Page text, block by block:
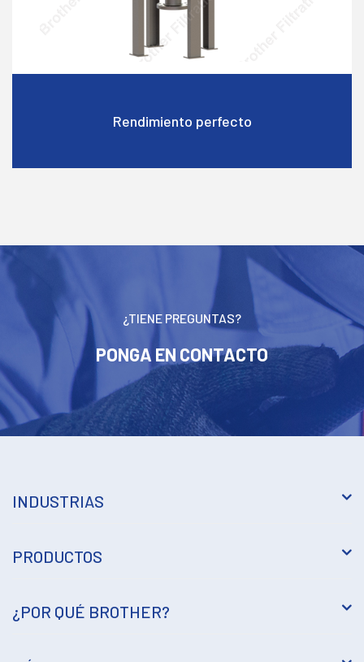
Rendimiento perfecto
¿TIENE PREGUNTAS?
PONGA EN CONTACTO
INDUSTRIAS
PRODUCTOS
¿POR QUÉ BROTHER?